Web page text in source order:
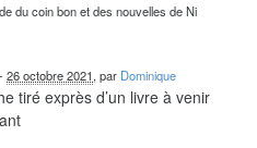
du coin bon et des nouvelles de Ni
-26 octobre 2021, par Dominique
tiré exprès d’un livre à venir